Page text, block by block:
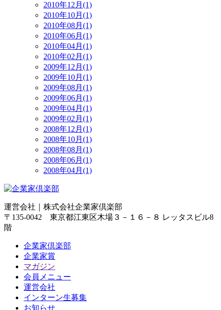
2010年12月(1)
2010年10月(1)
2010年08月(1)
2010年06月(1)
2010年04月(1)
2010年02月(1)
2009年12月(1)
2009年10月(1)
2009年08月(1)
2009年06月(1)
2009年04月(1)
2009年02月(1)
2008年12月(1)
2008年10月(1)
2008年08月(1)
2008年06月(1)
2008年04月(1)
運営会社｜ 株式会社企業家倶楽部
〒135-0042 東京都江東区木場３－１６－８ レッタスビル8
階
企業家倶楽部
企業家賞
マガジン
会員メニュー
運営会社
インターン生募集
お知らせ